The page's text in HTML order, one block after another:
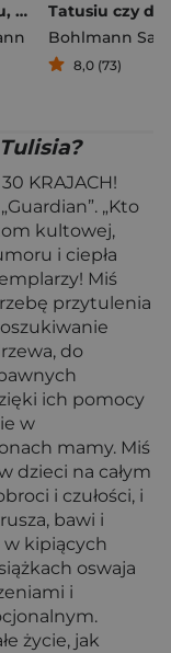
Wróć, mój Wilku, wróć!
Bohlmann
8,0 (73)
KRAJACH!
„Kto
kultowej,
i ciepła
Miś
przytulenia
do
ich pomocy
w
mamy. Miś
dzieci na całym
i czułości, i
bawi i
w kipiących
oswaja
i
życie, jak